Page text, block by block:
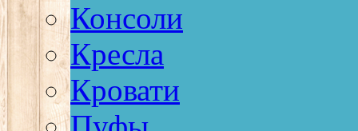
Консоли
Кресла
Кровати